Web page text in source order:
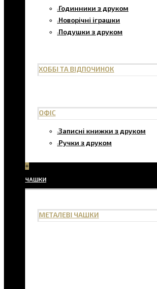
Годинники з друком
Новорічні іграшки
Подушки з друком
ХОББІ ТА ВІДПОЧИНОК
ОФІС
Записні книжки з друком
Ручки з друком
+
ЧАШКИ
МЕТАЛЕВІ ЧАШКИ